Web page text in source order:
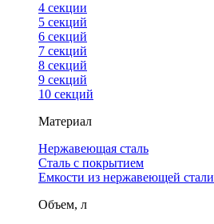
4 cекции
5 секций
6 секций
7 секций
8 секций
9 секций
10 секций
Материал
Нержавеющая сталь
Сталь с покрытием
Емкости из нержавеющей стали
Объем, л